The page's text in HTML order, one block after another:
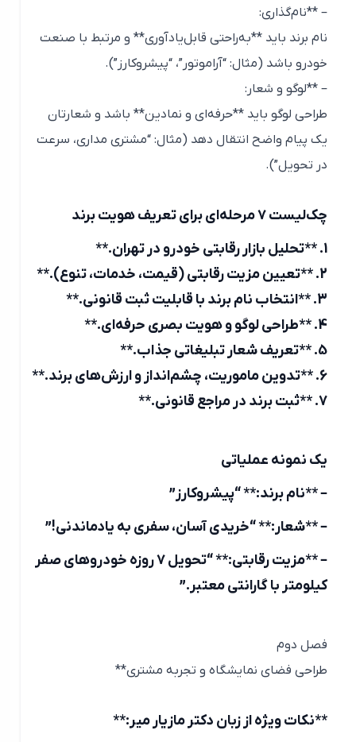
– **نام‌گذاری:
نام برند باید **به‌راحتی قابل‌یادآوری** و مرتبط با صنعت
خودرو باشد (مثال: “آراموتور”، “پیشروکارز”).
– **لوگو و شعار:
طراحی لوگو باید **حرفه‌ای و نمادین** باشد و شعارتان
یک پیام واضح انتقال دهد (مثال: “مشتری مداری، سرعت
در تحویل”).
چک‌لیست ۷ مرحله‌ای برای تعریف هویت برند
یک نمونه عملیاتی
– **نام برند:** “پیشروکارز”
– **شعار:** “خریدی آسان، سفری به یادماندنی!”
– **مزیت رقابتی:** “تحویل ۷ روزه خودروهای صفر
کیلومتر با گارانتی معتبر.”
فصل دوم
طراحی فضای نمایشگاه و تجربه مشتری**
**نکات ویژه از زبان دکتر مازیار میر:**